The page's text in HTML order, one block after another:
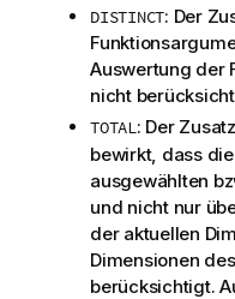
s
h
i
n
w
e
i
s
DISTINCT: Der
Auswertung der
nicht
TOTAL: Der Zusatz
bewirkt, dass
ausgewählten
und nicht nur
der aktuellen
Dimensionen
berücksichtigt.